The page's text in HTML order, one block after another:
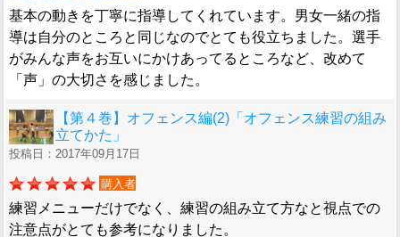
基本の動きを丁寧に指導してくれています。男女一緒の指
導は自分のところと同じなのでとても役立ちました。選手
がみんな声をお互いにかけあってるところなど、改めて
「声」の大切さを感じました。
【第４巻】オフェンス編(2)「オフェンス練習の組み
立てかた」
投稿日：2017年09月17日
購入者
練習メニューだけでなく、練習の組み立て方なと視点での
注意点がとても参考になりました。